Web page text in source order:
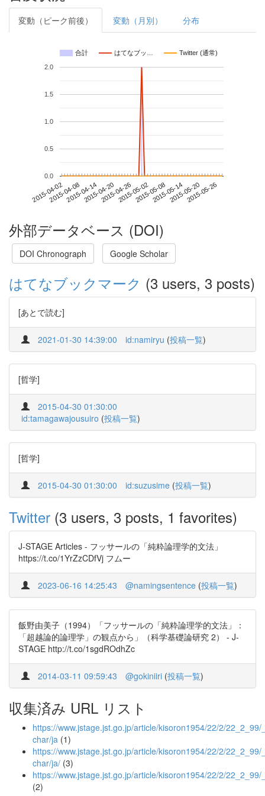
変動（ピーク前後） 変動（月別） 分布
合計 はてなブッ… Twitter (通常)
2015-04-022015-04-082015-04-142015-04-202015-04-262015-05-022015-05-082015-05-142015-05-202015-05-26
0.0
0.5
1.0
1.5
2.0
外部データベース (DOI)
DOI Chronograph Google Scholar
はてなブックマーク (3 users, 3 posts)
[あとで読む]
2021-01-30 14:39:00 id:namiryu (投稿一覧)
[哲学]
2015-04-30 01:30:00
id:tamagawajousuiro (投稿一覧)
[哲学]
2015-04-30 01:30:00 id:suzusime (投稿一覧)
Twitter (3 users, 3 posts, 1 favorites)
J-STAGE Articles - フッサールの「純粋論理学的文法」
https://t.co/1YrZzCDfVj フムー
2023-06-16 14:25:43 @namingsentence (投稿一覧)
飯野由美子（1994）「フッサールの「純粋論理学的文法」：
「超越論的論理学」の観点から」（科学基礎論研究 2） - J-
STAGE http://t.co/1sgdROdhZc
2014-03-11 09:59:43 @gokiniiri (投稿一覧)
収集済み URL リスト
https://www.jstage.jst.go.jp/article/kisoron1954/22/2/22_2_99/
char/ja (1)
https://www.jstage.jst.go.jp/article/kisoron1954/22/2/22_2_99/
char/ja/ (3)
https://www.jstage.jst.go.jp/article/kisoron1954/22/2/22_2_99/
(2)